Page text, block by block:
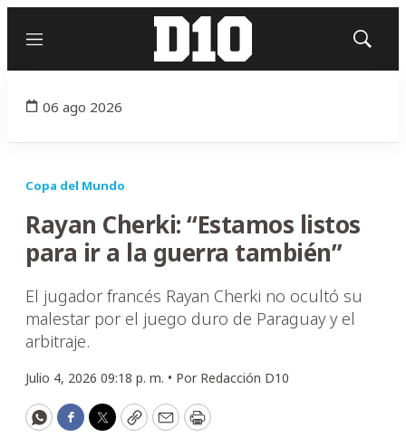
Menú
Mostrar
06 ago 2026
Copa del Mundo
Rayan Cherki: “Estamos listos
para ir a la guerra también”
El jugador francés Rayan Cherki no ocultó su
malestar por el juego duro de Paraguay y el
arbitraje.
Julio 4, 2026 09:18 p. m. • Por Redacción D10
WhatsApp
Facebook
Twitter
CopyEmailPrint